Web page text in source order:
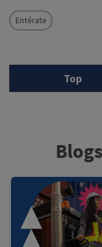
Entérate
Top